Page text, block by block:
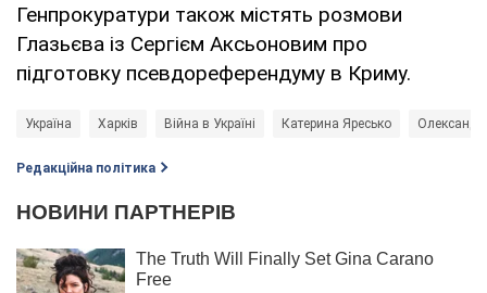
Генпрокуратури також містять розмови
Глазьєва із Сергієм Аксьоновим про
підготовку псевдореферендуму в Криму.
Україна Харків Війна в Україні Катерина Яресько Олександр
Редакційна політика